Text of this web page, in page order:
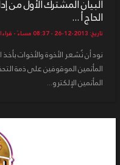
البيان المشترك الأول
الحاج أ ...
تاريخ: 2013-12-26 - 08:37 مساءً - قراءات: 3967
نود أن نُشعر الأخوة والأخوات
المأتمين الموقوفين على ذمة
المأتمين الإلكترو...